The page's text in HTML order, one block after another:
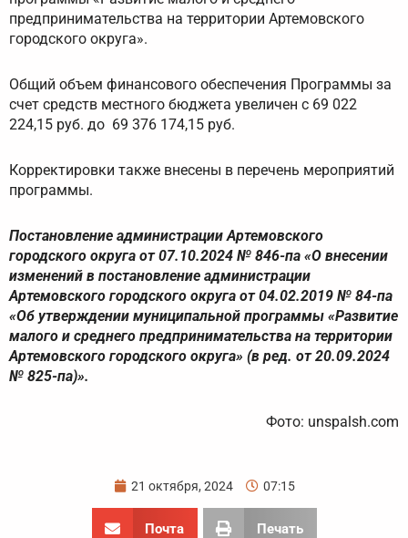
предпринимательства на территории Артемовского
городского округа».
Общий объем финансового обеспечения Программы за
счет средств местного бюджета увеличен с 69 022
224,15 руб. до 69 376 174,15 руб.
Корректировки также внесены в перечень мероприятий
программы.
Постановление администрации Артемовского
городского округа от 07.10.2024 № 846-па «О внесении
изменений в постановление администрации
Артемовского городского округа от 04.02.2019 № 84-па
«Об утверждении муниципальной программы «Развитие
малого и среднего предпринимательства на территории
Артемовского городского округа» (в ред. от 20.09.2024
№ 825-па)».
Фото: unspalsh.com
21 октября, 2024 07:15
Почта Печать